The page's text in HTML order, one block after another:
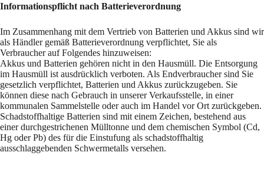
Informationspflicht nach Batterieverordnung
Im Zusammenhang mit dem Vertrieb von Batterien und Akkus sind wir
als Händler gemäß Batterieverordnung verpflichtet, Sie als
Verbraucher auf Folgendes hinzuweisen:
Akkus und Batterien gehören nicht in den Hausmüll. Die Entsorgung
im Hausmüll ist ausdrücklich verboten. Als Endverbraucher sind Sie
gesetzlich verpflichtet, Batterien und Akkus zurückzugeben. Sie
können diese nach Gebrauch in unserer Verkaufsstelle, in einer
kommunalen Sammelstelle oder auch im Handel vor Ort zurückgeben.
Schadstoffhaltige Batterien sind mit einem Zeichen, bestehend aus
einer durchgestrichenen Mülltonne und dem chemischen Symbol (Cd,
Hg oder Pb) des für die Einstufung als schadstoffhaltig
ausschlaggebenden Schwermetalls versehen.